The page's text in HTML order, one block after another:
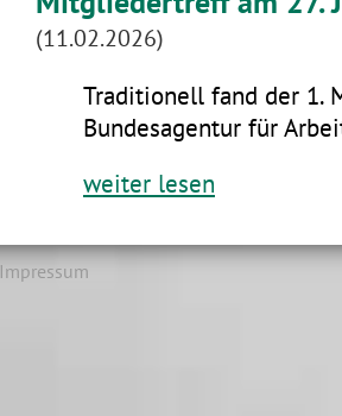
(11.02.2026)
Traditionell fand der 1.
Bundesagentur für
weiter lesen
Impressum